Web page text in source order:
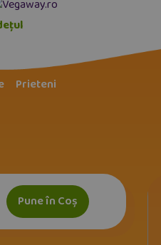
Prieteni
Pune în Coș